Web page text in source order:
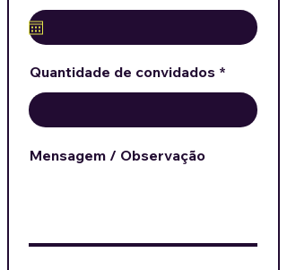
i
e
d
Quantidade de convidados
Mensagem / Observação